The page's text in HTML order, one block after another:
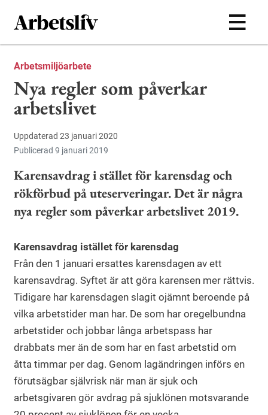
Hoppa till huvudinnehållet
Arbetsmiljöarbete
Nya regler som påverkar
arbetslivet
Uppdaterad 23 januari 2020
Publicerad 9 januari 2019
Karensavdrag i stället för karensdag och
rökförbud på uteserveringar. Det är några
nya regler som påverkar arbetslivet 2019.
Karensavdrag istället för karensdag
Från den 1 januari ersattes karensdagen av ett
karensavdrag. Syftet är att göra karensen mer rättvis.
Tidigare har karensdagen slagit ojämnt beroende på
vilka arbetstider man har. De som har oregelbundna
arbetstider och jobbar långa arbetspass har
drabbats mer än de som har en fast arbetstid om
åtta timmar per dag. Genom lagändringen införs en
förutsägbar självrisk när man är sjuk och
arbetsgivaren gör avdrag på sjuklönen motsvarande